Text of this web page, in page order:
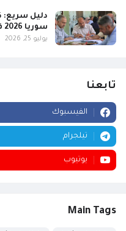
دليل سريع:
سوريا 2026 في موعدها المحدد عبر التطبيق؟
يوليو 25, 2026
تابعنا
الفيسبوك
تيلجرام
يوتيوب
Main Tags